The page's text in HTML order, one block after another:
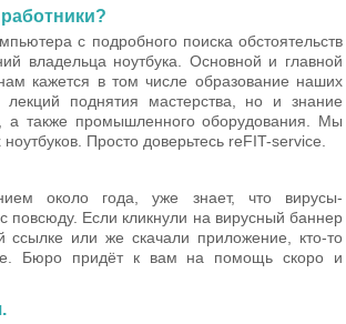
с подробного поиска обстоятельств
владельца ноутбука. Основной и главной
кажется в том числе образование наших
поднятия мастерства, но и знание
а также промышленного оборудования. Мы
Просто доверьтесь reFIT-service.
около года, уже знает, что вирусы-
повсюду. Если кликнули на вирусный баннер
ссылке или же скачали приложение, кто-то
Бюро придёт к вам на помощь скоро и